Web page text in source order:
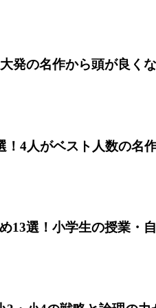
発の名作から頭が良く
！4人がベスト人数の名
13選！小学生の授業・